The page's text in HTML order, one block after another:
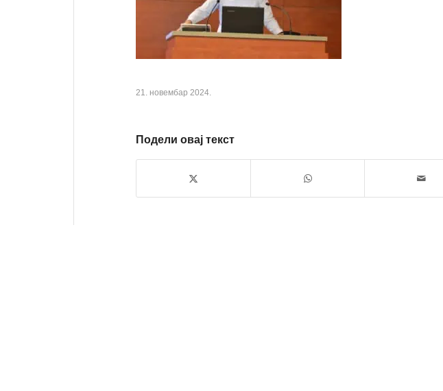
21. новембар 2024.
Подели овај текст